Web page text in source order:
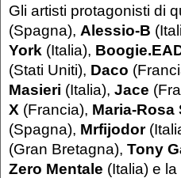
Gli artisti protagonisti di
(Spagna), Alessio-B
York (Italia),
(Stati Uniti), Daco
Masieri (Italia), Jace
X (Francia), Maria-Rosa
(Spagna), Mrfijodor
(Gran Bretagna), Tony
Zero Mentale (Italia) e